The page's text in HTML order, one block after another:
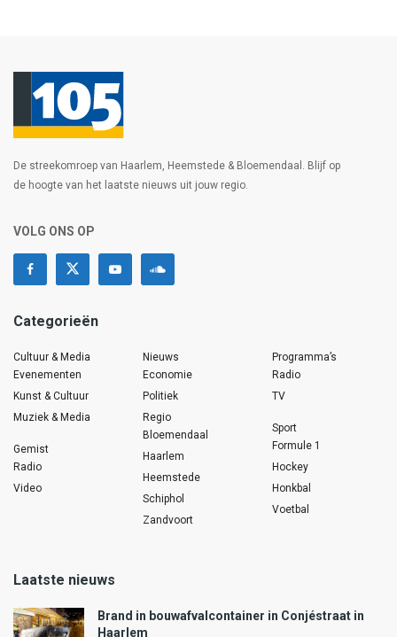
De streekomroep van Haarlem, Heemstede & Bloemendaal. Blijf op
de hoogte van het laatste nieuws uit jouw regio.
VOLG ONS OP
Categorieën
Cultuur & Media
Evenementen
Kunst & Cultuur
Muziek & Media
Gemist
Radio
Video
Nieuws
Economie
Politiek
Regio
Bloemendaal
Haarlem
Heemstede
Schiphol
Zandvoort
Programma’s
Radio
TV
Sport
Formule 1
Hockey
Honkbal
Voetbal
Laatste nieuws
Brand in bouwafvalcontainer in Conjéstraat in
Haarlem